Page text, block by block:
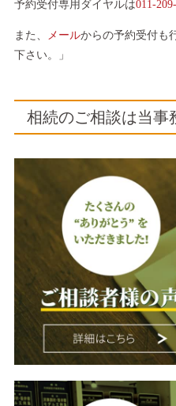
予約受付専用ダイヤルは011-
また、 メールからの予約受付も
下さい。」
相続のご相談は当事